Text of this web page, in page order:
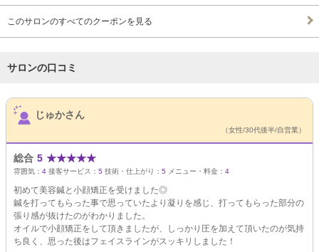
このサロンのすべてのクーポンを見る
サロンの口コミ
サロンPick Up
じゅかさん
（女性/30代後半/自営業）
総合 5 ★★★★★
雰囲気： 4 接客サービス： 5 技術・仕上がり： 5 メニュー・料金： 4
初めて美容鍼と小顔矯正を受けました◎
鍼を打ってもらった事で思っていたより凝りを感じ、打ってもらった部分の
張り感が抜けたのがわかりました。
オイルで小顔矯正をして頂きましたが、しっかり圧を加えて頂いたのが気持
ち良く、思った後はフェイスラインがスッキリしました！